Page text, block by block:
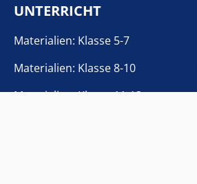
UNTERRICHT
Materialien: Klasse 5-7
Materialien: Klasse 8-10
Materialien: Klasse 11-13